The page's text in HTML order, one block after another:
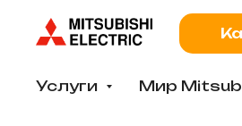
Услуги Мир